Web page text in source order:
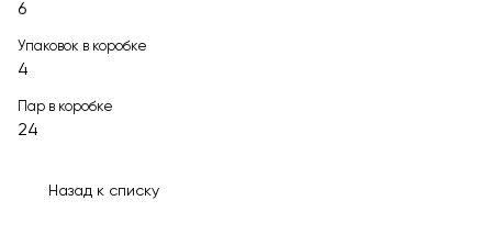
6
Упаковок в коробке
4
Пар в коробке
24
Назад к списку